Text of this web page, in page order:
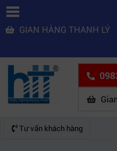
GIAN HÀNG THANH LÝ
Tư vấn khách hàng